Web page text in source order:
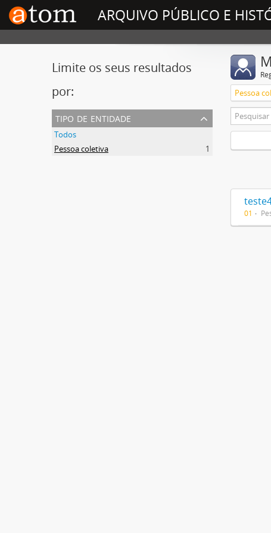
ARQUIVO PÚBLICO E
Limite os seus resultados
por:
tipo de entidade
Todos
Pessoa coletiva
1
Pessoa
01